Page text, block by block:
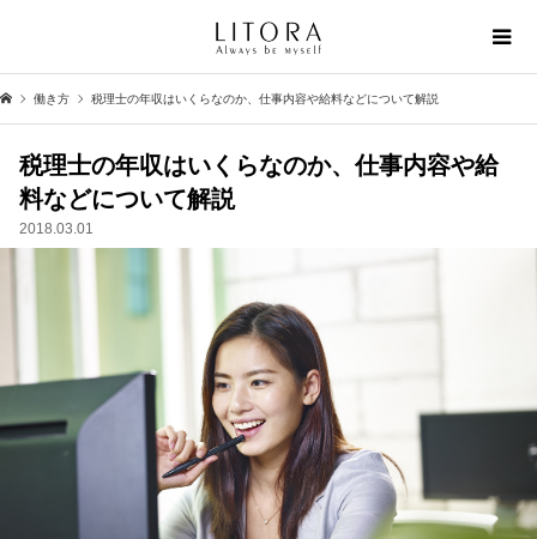
働き方 税理士の年収はいくらなのか、仕事内容や給料などについて解説
税理士の年収はいくらなのか、仕事内容や給
料などについて解説
2018.03.01